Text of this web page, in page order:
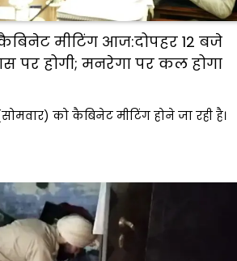
मीटिंग आज:दोपहर 12 बजे
पर होगी; मनरेगा पर कल होगा
को कैबिनेट मीटिंग होने जा रही है।